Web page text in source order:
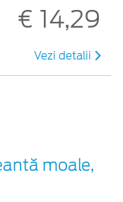
€ 14,29
Vezi detalii
moale,